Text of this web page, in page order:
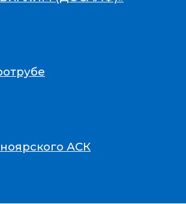
АСК